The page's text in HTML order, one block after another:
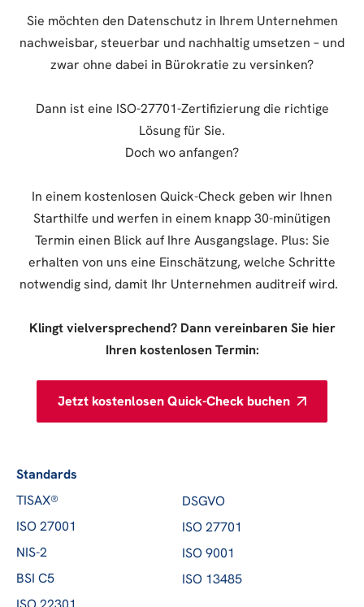
Sie möchten den Datenschutz in Ihrem Unternehmen
nachweisbar, steuerbar und nachhaltig umsetzen – und
zwar ohne dabei in Bürokratie zu versinken?
Dann ist eine ISO-27701-Zertifizierung die richtige
Lösung für Sie.
Doch wo anfangen?
In einem kostenlosen Quick-Check geben wir Ihnen
Starthilfe und werfen in einem knapp 30-minütigen
Termin einen Blick auf Ihre Ausgangslage. Plus: Sie
erhalten von uns eine Einschätzung, welche Schritte
notwendig sind, damit Ihr Unternehmen auditreif wird.
Klingt vielversprechend? Dann vereinbaren Sie hier
Ihren kostenlosen Termin:
Jetzt kostenlosen Quick-Check buchen
Standards
TISAX®
ISO 27001
NIS-2
BSI C5
DSGVO
ISO 27701
ISO 9001
ISO 13485